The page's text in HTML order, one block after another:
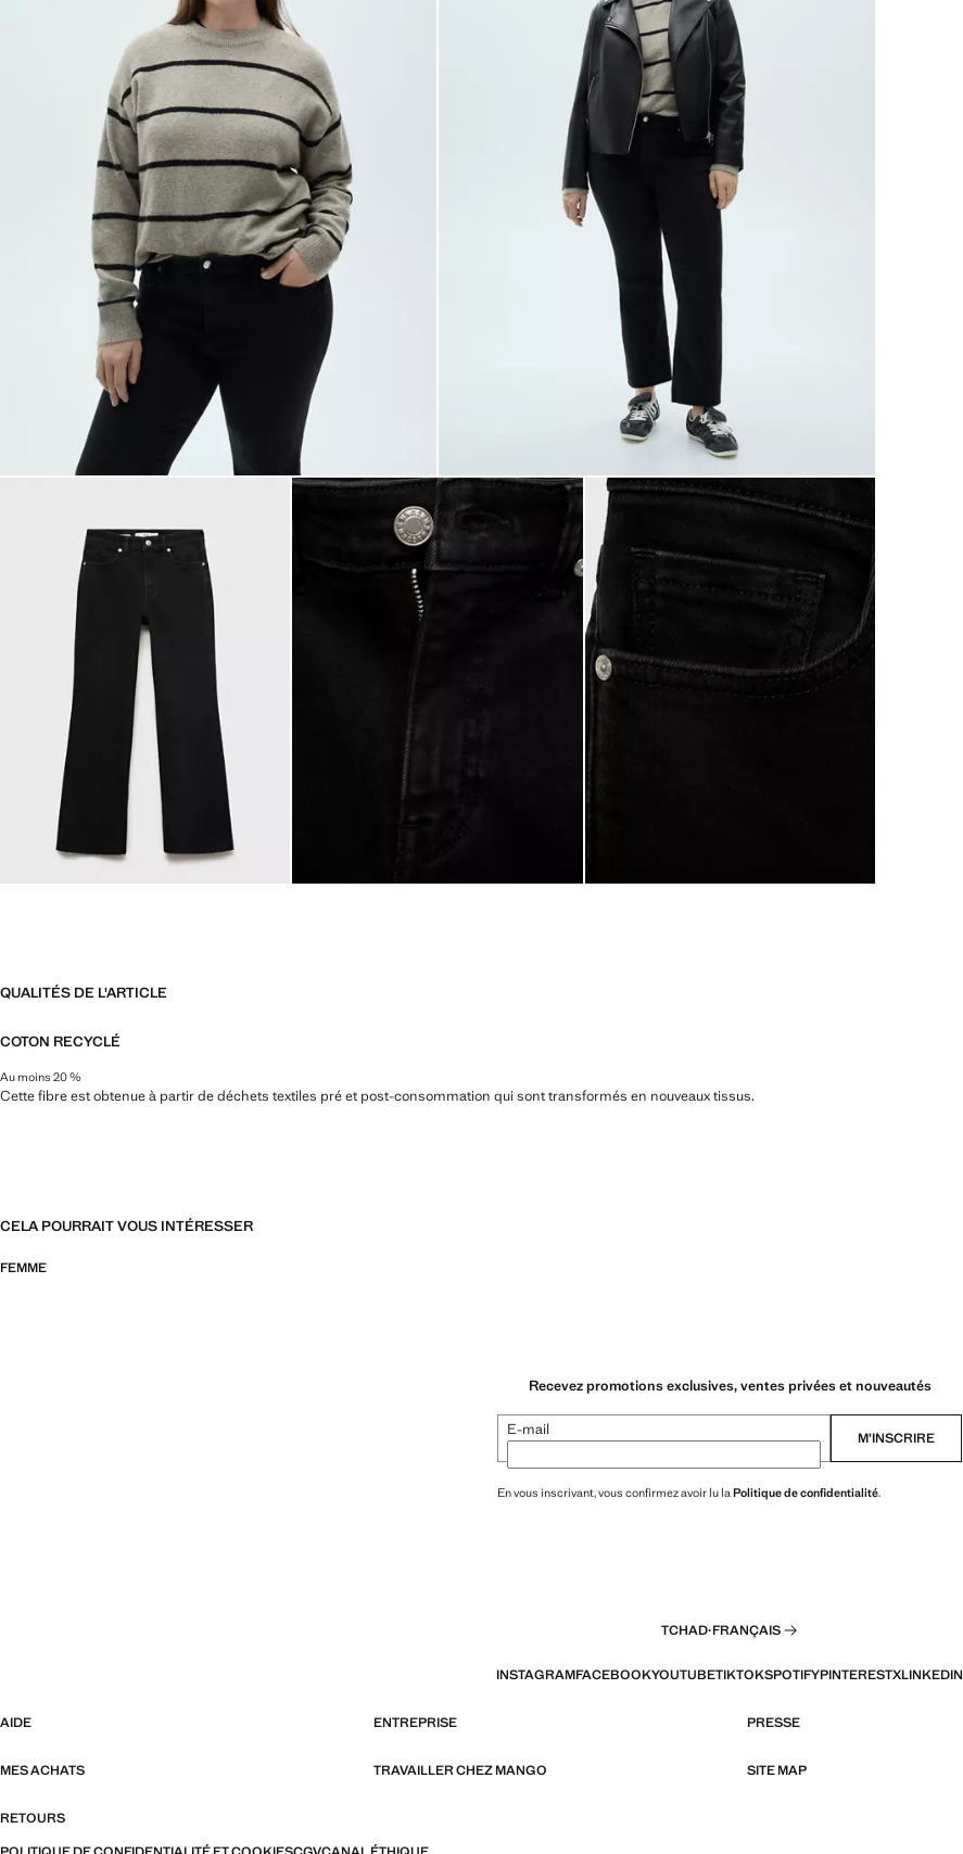
QUALITÉS DE L'ARTICLE
COTON RECYCLÉ
Au moins 20 %
Cette fibre est obtenue à partir de déchets textiles pré et post-consommation qui sont transformés en nouveaux tissus.
CELA POURRAIT VOUS INTÉRESSER
FEMME
Recevez promotions exclusives, ventes privées et nouveautés
E-mail M’INSCRIRE
En vous inscrivant, vous confirmez avoir lu laPolitique de confidentialité.
TCHAD·FRANÇAIS
INSTAGRAMFACEBOOKYOUTUBETIKTOKSPOTIFYPINTERESTXLINKEDIN
AIDE ENTREPRISE PRESSE
MES ACHATS TRAVAILLER CHEZ MANGO SITE MAP
RETOURS